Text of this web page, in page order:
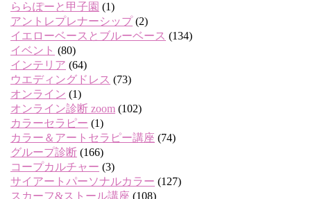
ららぽーと甲子園 (1)
アントレプレナーシップ(2)
イエローベースとブルーベース (134)
イベント (80)
インテリア (64)
ウエディングドレス (73)
オンライン (1)
オンライン診断 zoom (102)
カラーセラピー (1)
カラー＆アートセラピー講座 (74)
グループ診断 (166)
コープカルチャー (3)
サイアートパーソナルカラー (127)
スカーフ&ストール講座 (108)